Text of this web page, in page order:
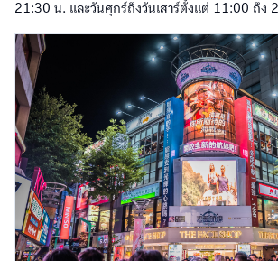
21:30 น. และวันศุกร์ถึงวันเสาร์ตั้งแต่ 11:00 ถึง